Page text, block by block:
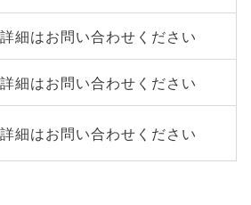
細はお問い合わせください
細はお問い合わせください
細はお問い合わせください